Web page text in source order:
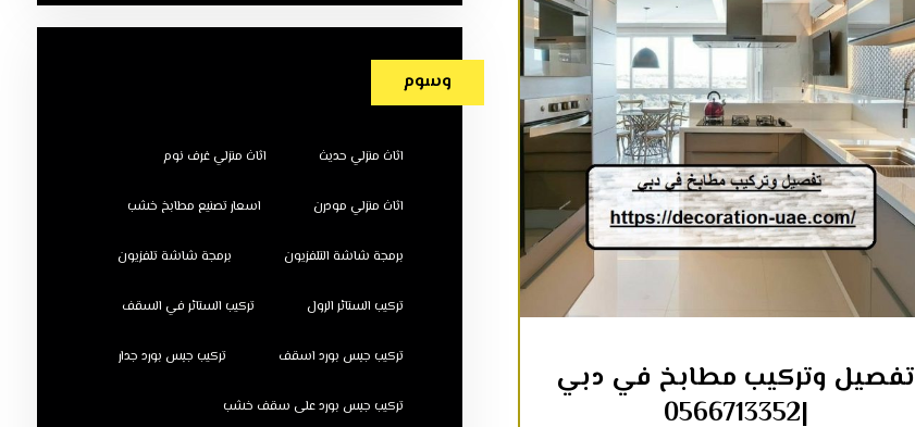
تفصيل وتركيب مطابخ في دبي
|0566713352
وسوم
اثاث منزلي حديث اثاث منزلي غرف نوم
اثاث منزلي مودرن اسعار تصنيع مطابخ خشب
برمجة شاشة التلفزيون برمجة شاشة تلفزيون
تركيب الستائر الرول تركيب الستائر في السقف
تركيب جبس بورد اسقف تركيب جبس بورد جدار
تركيب جبس بورد على سقف خشب